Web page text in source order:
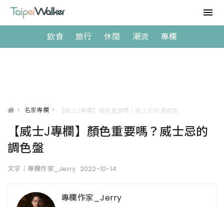
飲食 旅行 休閒 潮流 專欄
> 名家專欄 > 【威士J專欄】顏色重要嗎？威士忌的調色盤
【威士J專欄】顏色重要嗎？威士忌的
調色盤
文字｜專欄作家_Jerry 2022-10-14
專欄作家_Jerry